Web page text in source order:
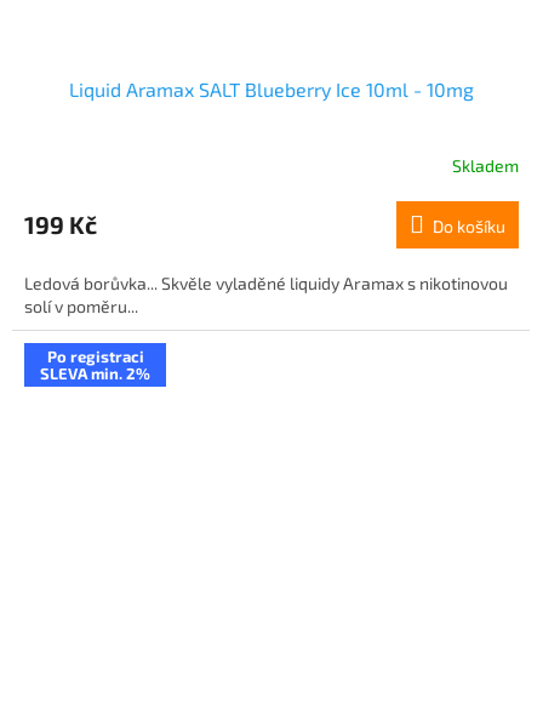
Liquid Aramax SALT Blueberry Ice 10ml - 10mg
Skladem
199 Kč Do košíku
Ledová borůvka... Skvěle vyladěné liquidy Aramax s nikotinovou
solí v poměru...
Po registraci
SLEVA min. 2%